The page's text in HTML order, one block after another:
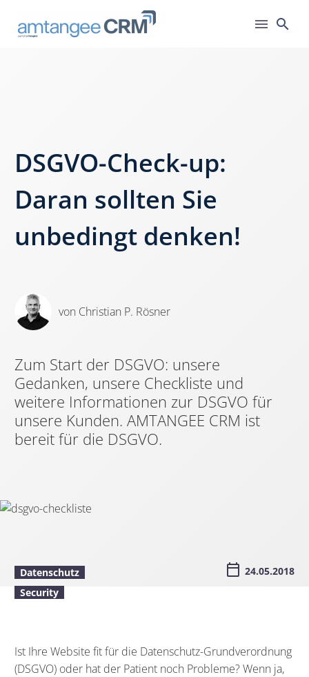
DSGVO-Check-up:
Daran sollten Sie
unbedingt denken!
von Christian P. Rösner
Zum Start der DSGVO: unsere
Gedanken, unsere Checkliste und
weitere Informationen zur DSGVO für
unsere Kunden. AMTANGEE CRM ist
bereit für die DSGVO.
Datenschutz
Security
24.05.2018
Ist Ihre Website fit für die Datenschutz-Grundverordnung
(DSGVO) oder hat der Patient noch Probleme? Wenn ja,